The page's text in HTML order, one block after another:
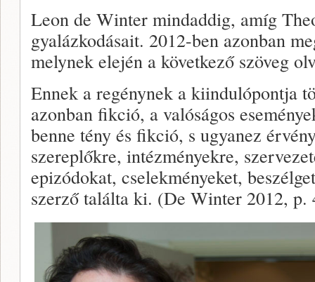
Leon de Winter mindaddig, amíg
gyalázkodásait. 2012-ben azonban
melynek elején a következő szöveg
Ennek a regénynek a kiindulópontja
azonban fikció, a valóságos
benne tény és fikció, s ugyanez
szereplőkre, intézményekre,
epizódokat, cselekményeket,
szerző találta ki. (De Winter 2012, p.